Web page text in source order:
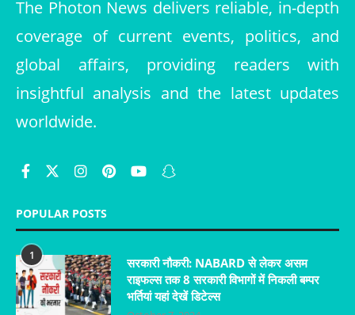
The Photon News delivers reliable, in-depth
coverage of current events, politics, and
global affairs, providing readers with
insightful analysis and the latest updates
worldwide.
POPULAR POSTS
1
सरकारी नौकरी: NABARD से लेकर असम
राइफल्स तक 8 सरकारी विभागों में निकली बम्पर
भर्तियां यहां देखें डिटेल्स